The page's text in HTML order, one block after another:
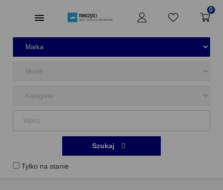
0
Tylko na stanie
Szukaj